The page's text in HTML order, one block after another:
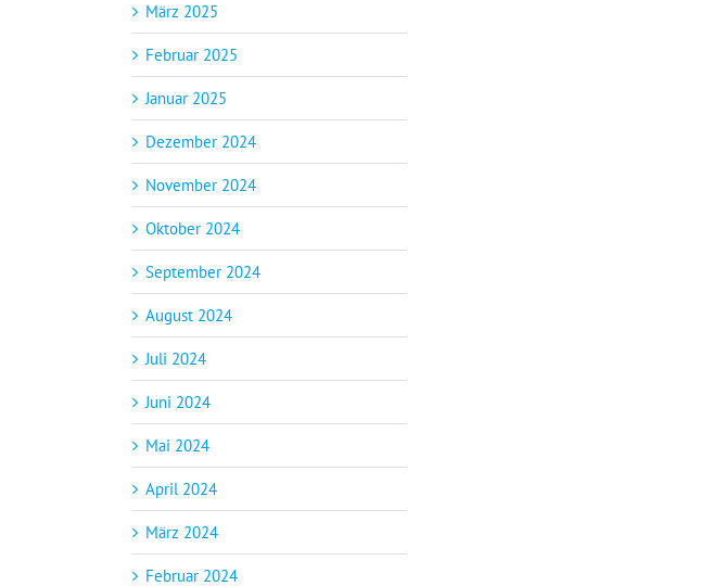
März 2025
Februar 2025
Januar 2025
Dezember 2024
November 2024
Oktober 2024
September 2024
August 2024
Juli 2024
Juni 2024
Mai 2024
April 2024
März 2024
Februar 2024